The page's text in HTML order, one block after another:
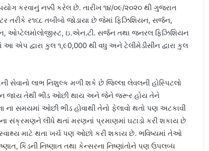
કરવાનું નક્કી કરેલ છે. તારીખ ૧૪/૦૯/૨૦૨૦ થી ગુજરાત
ર૧૬૮ તબીબો જોડાયા છે જેમાં ફિઝિશિયન, સર્જન,
ઓપ્ટેલમોલોજીસ્ટ, ઇ.એન.ટી. સર્જન તથા જનરલ ફિઝિશિયન
એપ દ્વારા કુલ ૧,૯0,000 થી વધુ અને ટેલીમેડીસીન દ્વારા કુલ
સેવાનો લાભ નિશુલ્ક મળી શકે છે જિલ્લા લેવલની હોસ્પિટલો
ન જાય તેથી ભીડ ઓછી થાય અને જેને જરૂર હોય તેને
ના સમયમાં ઓછી ભીડ હોવાથી તેનો ફેલાવો થતો પણ અટકાવી
સંક્રમણને લીધે થતાં મરણનાં પ્રમાણમાં ઘટાડો કરી શકાય છે
માટે થતા ખર્ચ પણ ઓછો કરી શકાય છે. ભવિષ્યમાં તેઓ
કિડની નિષ્ણાત તથા કેન્સરના નિષ્ણાંતોને પણ ઉપલબ્ધ